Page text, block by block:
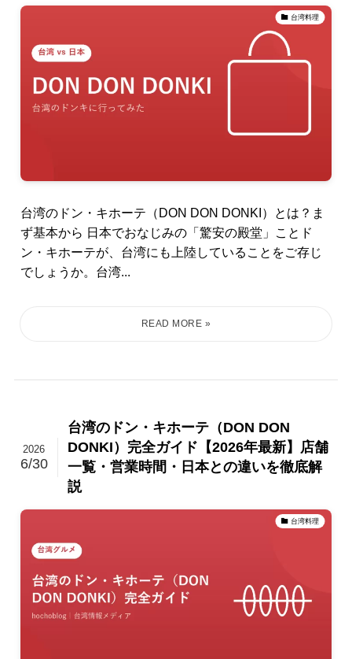
台湾料理
台湾のドン・キホーテ（DON DON DONKI）とは？ま
ず基本から 日本でおなじみの「驚安の殿堂」ことド
ン・キホーテが、台湾にも上陸していることをご存じ
でしょうか。台湾...
台湾のドン・キホーテ（DON DON
DONKI）完全ガイド【2026年最新】店舗
一覧・営業時間・日本との違いを徹底解
説
2026
6/30
台湾料理